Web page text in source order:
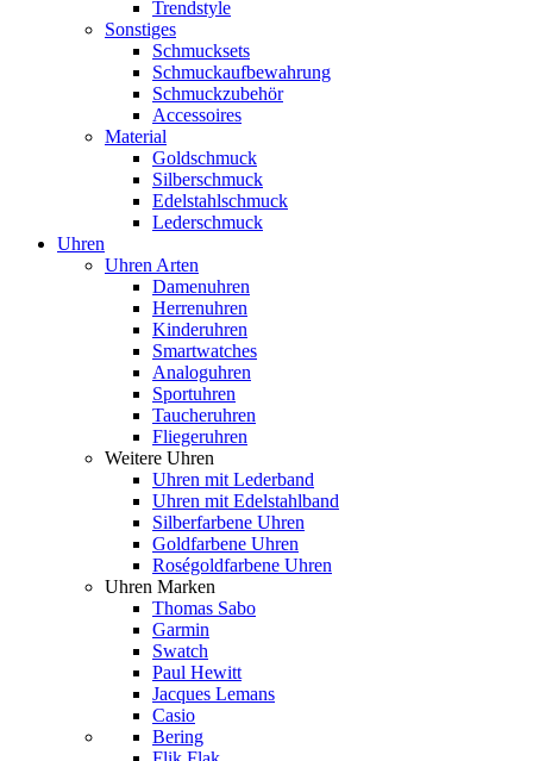
Trendstyle
Sonstiges
Schmucksets
Schmuckaufbewahrung
Schmuckzubehör
Accessoires
Material
Goldschmuck
Silberschmuck
Edelstahlschmuck
Lederschmuck
Uhren
Uhren Arten
Damenuhren
Herrenuhren
Kinderuhren
Smartwatches
Analoguhren
Sportuhren
Taucheruhren
Fliegeruhren
Weitere Uhren
Uhren mit Lederband
Uhren mit Edelstahlband
Silberfarbene Uhren
Goldfarbene Uhren
Roségoldfarbene Uhren
Uhren Marken
Thomas Sabo
Garmin
Swatch
Paul Hewitt
Jacques Lemans
Casio
Bering